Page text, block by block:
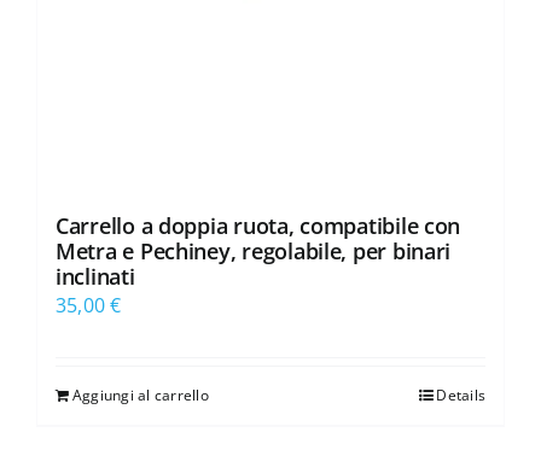
Carrello a doppia ruota, compatibile con
Metra e Pechiney, regolabile, per binari
inclinati
35,00€
Aggiungi al carrello Details